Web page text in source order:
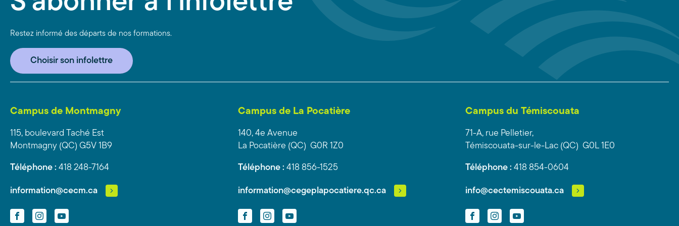
Restez informé des départs de nos formations.
Choisir son infolettre
Campus de Montmagny
115, boulevard Taché Est
Montmagny (QC) G5V 1B9
Téléphone : 418 248-7164
information@cecm.ca
FacebookInstagramYouTube
Campus de La Pocatière
140, 4e Avenue
La Pocatière (QC) G0R 1Z0
Téléphone : 418 856-1525
information@cegeplapocatiere.qc.ca
FacebookInstagramYouTube
Campus du Témiscouata
71-A, rue Pelletier,
Témiscouata-sur-le-Lac (QC) G0L 1E0
Téléphone : 418 854-0604
info@cectemiscouata.ca
FacebookInstagramYouTube